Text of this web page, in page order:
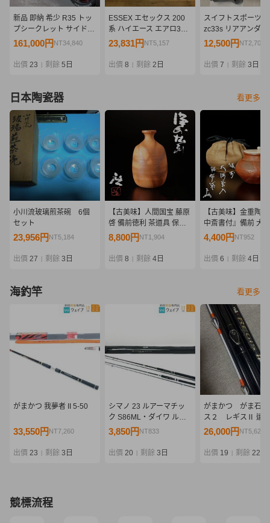
新品 即納 希少 R35 トッ
プシークレット サイドデ
ィフューザー サイドステ
TOPSECRET GT-R
161,000円 NT34,840
出價 23 剩餘 5日
ESSEX エセックス 200
系 ハイエース エアロ3点
セット フロントスポイラ
パー 売り切り
23,831円 NT5,157
出價 8 剩餘 2日
スイフトスポーツ
zc33s リアアンダー
ニッシュ 純正オプ
12,500円 NT2,705
出價 7 剩餘 3日
日本陶瓷器 看更多
小川流玻璃煎茶碗 6個
セット
23,956円 NT5,184
出價 27 剩餘 3日
【古美味】人間国宝 藤原
啓 備前徳利 茶道具 保証
品 d0UX
8,800円 NT1,904
出價 8 剩餘 4日
【古美味】金重陶
中斎書付』備前 大
銘:布袋 茶道具 保証
4,400円 NT952
出價 6 剩餘 4日
海釣竿 看更多
がまかつ 我夢者 II 5-50
33,550円 NT7,260
出價 23 剩餘 3日
シマノ 23 ルアーマチッ
ク S86ML・ダイワ ルア
ーニスト 96MH 計2点 セ
3,850円 NT833
出價 20 剩餘 3日
がまかつ がま石
ス２ レギスⅡ 遠
４０ 美品
26,000円 NT5,626
出價 19 剩餘 22 時
競標流程